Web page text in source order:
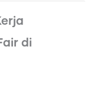
di